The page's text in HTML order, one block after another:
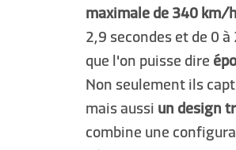
maximale de 340 km/h
2,9 secondes et de 0
que l'on puisse dire
Non seulement ils
mais aussi un design
combine une